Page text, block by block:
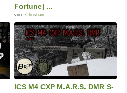
Fortune) ...
von: Christian
ICS M4 CXP M.A.R.S. DMR S-